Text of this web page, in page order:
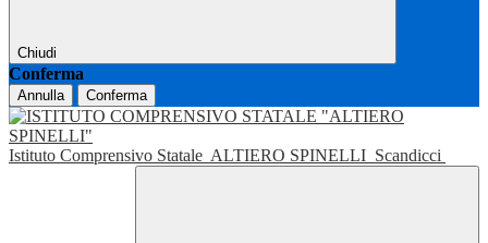
Chiudi
Conferma
Annulla Conferma
Istituto Comprensivo Statale ALTIERO SPINELLI Scandicci